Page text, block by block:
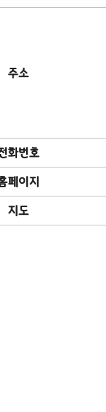
주소
화번호
페이지
지도